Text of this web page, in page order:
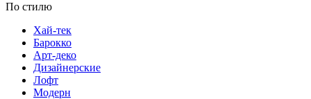
По стилю
Хай-тек
Барокко
Арт-деко
Дизайнерские
Лофт
Модерн